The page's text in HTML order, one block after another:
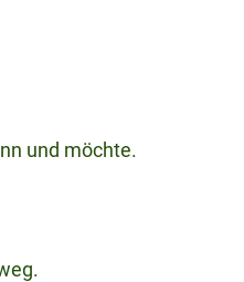
und möchte.